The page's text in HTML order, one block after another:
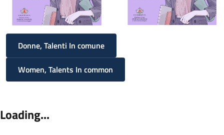
Donne, Talenti In comune
Women, Talents In common